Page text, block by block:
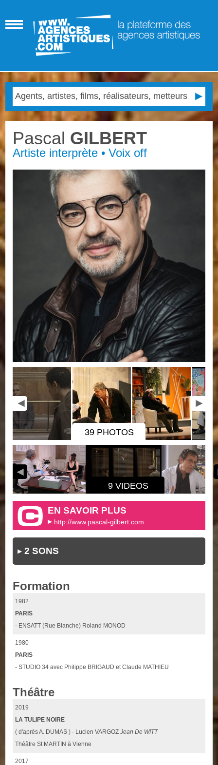
Pascal GILBERT
Artiste interprète • Voix off
39 PHOTOS
9 VIDEOS
EN SAVOIR PLUS
http://www.pascal-gilbert.com
2 SONS
Formation
1982
PARIS
- ENSATT (Rue Blanche) Roland MONOD
1980
PARIS
- STUDIO 34 avec Philippe BRIGAUD et Claude MATHIEU
Théâtre
2019
LA TULIPE NOIRE
( d'après A. DUMAS ) - Lucien VARGOZJean De WITT
Théâtre St MARTIN à Vienne
2017